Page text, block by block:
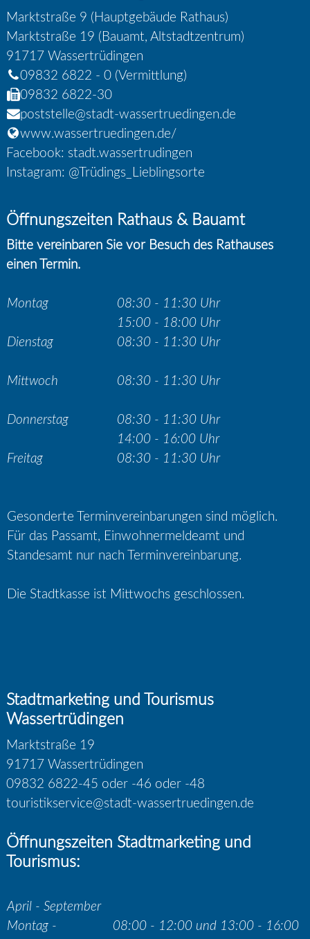
Marktstraße 9 (Hauptgebäude Rathaus)
Marktstraße 19 (Bauamt, Altstadtzentrum)
91717 Wassertrüdingen
09832 6822 - 0 (Vermittlung)
09832 6822-30
poststelle@stadt-wassertruedingen.de
www.wassertruedingen.de/
Facebook: stadt.wassertrudingen
Instagram: @Trüdings_Lieblingsorte
Öffnungszeiten Rathaus & Bauamt
Bitte vereinbaren Sie vor Besuch des Rathauses
einen Termin.
Montag
08:30 - 11:30 Uhr
15:00 - 18:00 Uhr
Dienstag
08:30 - 11:30 Uhr
Mittwoch 08:30 - 11:30 Uhr
Donnerstag
08:30 - 11:30 Uhr
14:00 - 16:00 Uhr
Freitag
08:30 - 11:30 Uhr
Gesonderte Terminvereinbarungen sind möglich.
Für das Passamt, Einwohnermeldeamt und
Standesamt nur nach Terminvereinbarung.
Die Stadtkasse ist Mittwochs geschlossen.
Stadtmarketing und Tourismus
Wassertrüdingen
Marktstraße 19
91717 Wassertrüdingen
09832 6822-45 oder -46 oder -48
touristikservice@stadt-wassertruedingen.de
Öffnungszeiten Stadtmarketing und
Tourismus:
April - September
Montag -
08:00 - 12:00 und 13:00 - 16:00